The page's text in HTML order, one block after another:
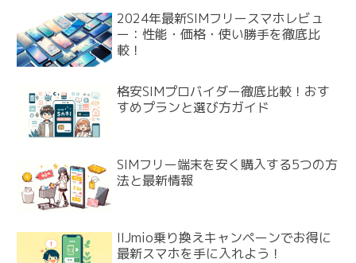
2024年最新SIMフリースマホレビュ
ー：性能・価格・使い勝手を徹底比
較！
格安SIMプロバイダー徹底比較！おす
すめプランと選び方ガイド
SIMフリー端末を安く購入する5つの方
法と最新情報
IIJmio乗り換えキャンペーンでお得に
最新スマホを手に入れよう！